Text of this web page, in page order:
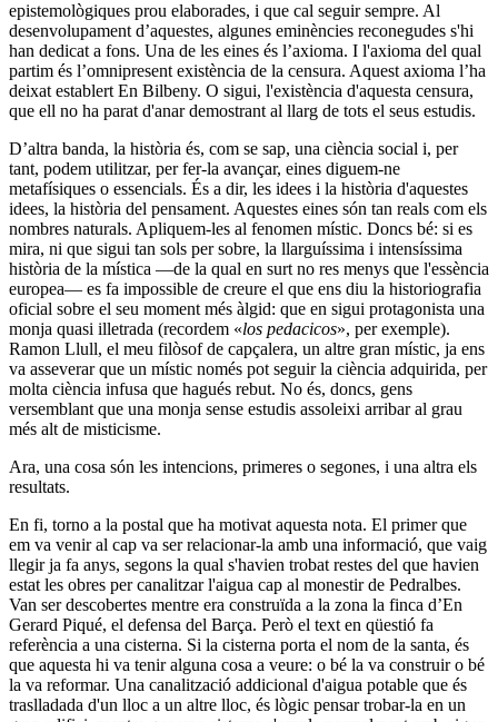
epistemològiques prou elaborades, i que cal seguir sempre. Al
desenvolupament d’aquestes, algunes eminències reconegudes s'hi
han dedicat a fons. Una de les eines és l’axioma. I l'axioma del qual
partim és l’omnipresent existència de la censura. Aquest axioma l’ha
deixat establert En Bilbeny. O sigui, l'existència d'aquesta censura,
que ell no ha parat d'anar demostrant al llarg de tots el seus estudis.
D’altra banda, la història és, com se sap, una ciència social i, per
tant, podem utilitzar, per fer-la avançar, eines diguem-ne
metafísiques o essencials. És a dir, les idees i la història d'aquestes
idees, la història del pensament. Aquestes eines són tan reals com els
nombres naturals. Apliquem-les al fenomen místic. Doncs bé: si es
mira, ni que sigui tan sols per sobre, la llarguíssima i intensíssima
història de la mística —de la qual en surt no res menys que l'essència
europea— es fa impossible de creure el que ens diu la historiografia
oficial sobre el seu moment més àlgid: que en sigui protagonista una
monja quasi illetrada (recordem «los pedacicos», per exemple).
Ramon Llull, el meu filòsof de capçalera, un altre gran místic, ja ens
va asseverar que un místic només pot seguir la ciència adquirida, per
molta ciència infusa que hagués rebut. No és, doncs, gens
versemblant que una monja sense estudis assoleixi arribar al grau
més alt de misticisme.
Ara, una cosa són les intencions, primeres o segones, i una altra els
resultats.
En fi, torno a la postal que ha motivat aquesta nota. El primer que
em va venir al cap va ser relacionar-la amb una informació, que vaig
llegir ja fa anys, segons la qual s'havien trobat restes del que havien
estat les obres per canalitzar l'aigua cap al monestir de Pedralbes.
Van ser descobertes mentre era construïda a la zona la finca d’En
Gerard Piqué, el defensa del Barça. Però el text en qüestió fa
referència a una cisterna. Si la cisterna porta el nom de la santa, és
que aquesta hi va tenir alguna cosa a veure: o bé la va construir o bé
la va reformar. Una canalització addicional d'aigua potable que és
traslladada d'un lloc a un altre lloc, és lògic pensar trobar-la en un